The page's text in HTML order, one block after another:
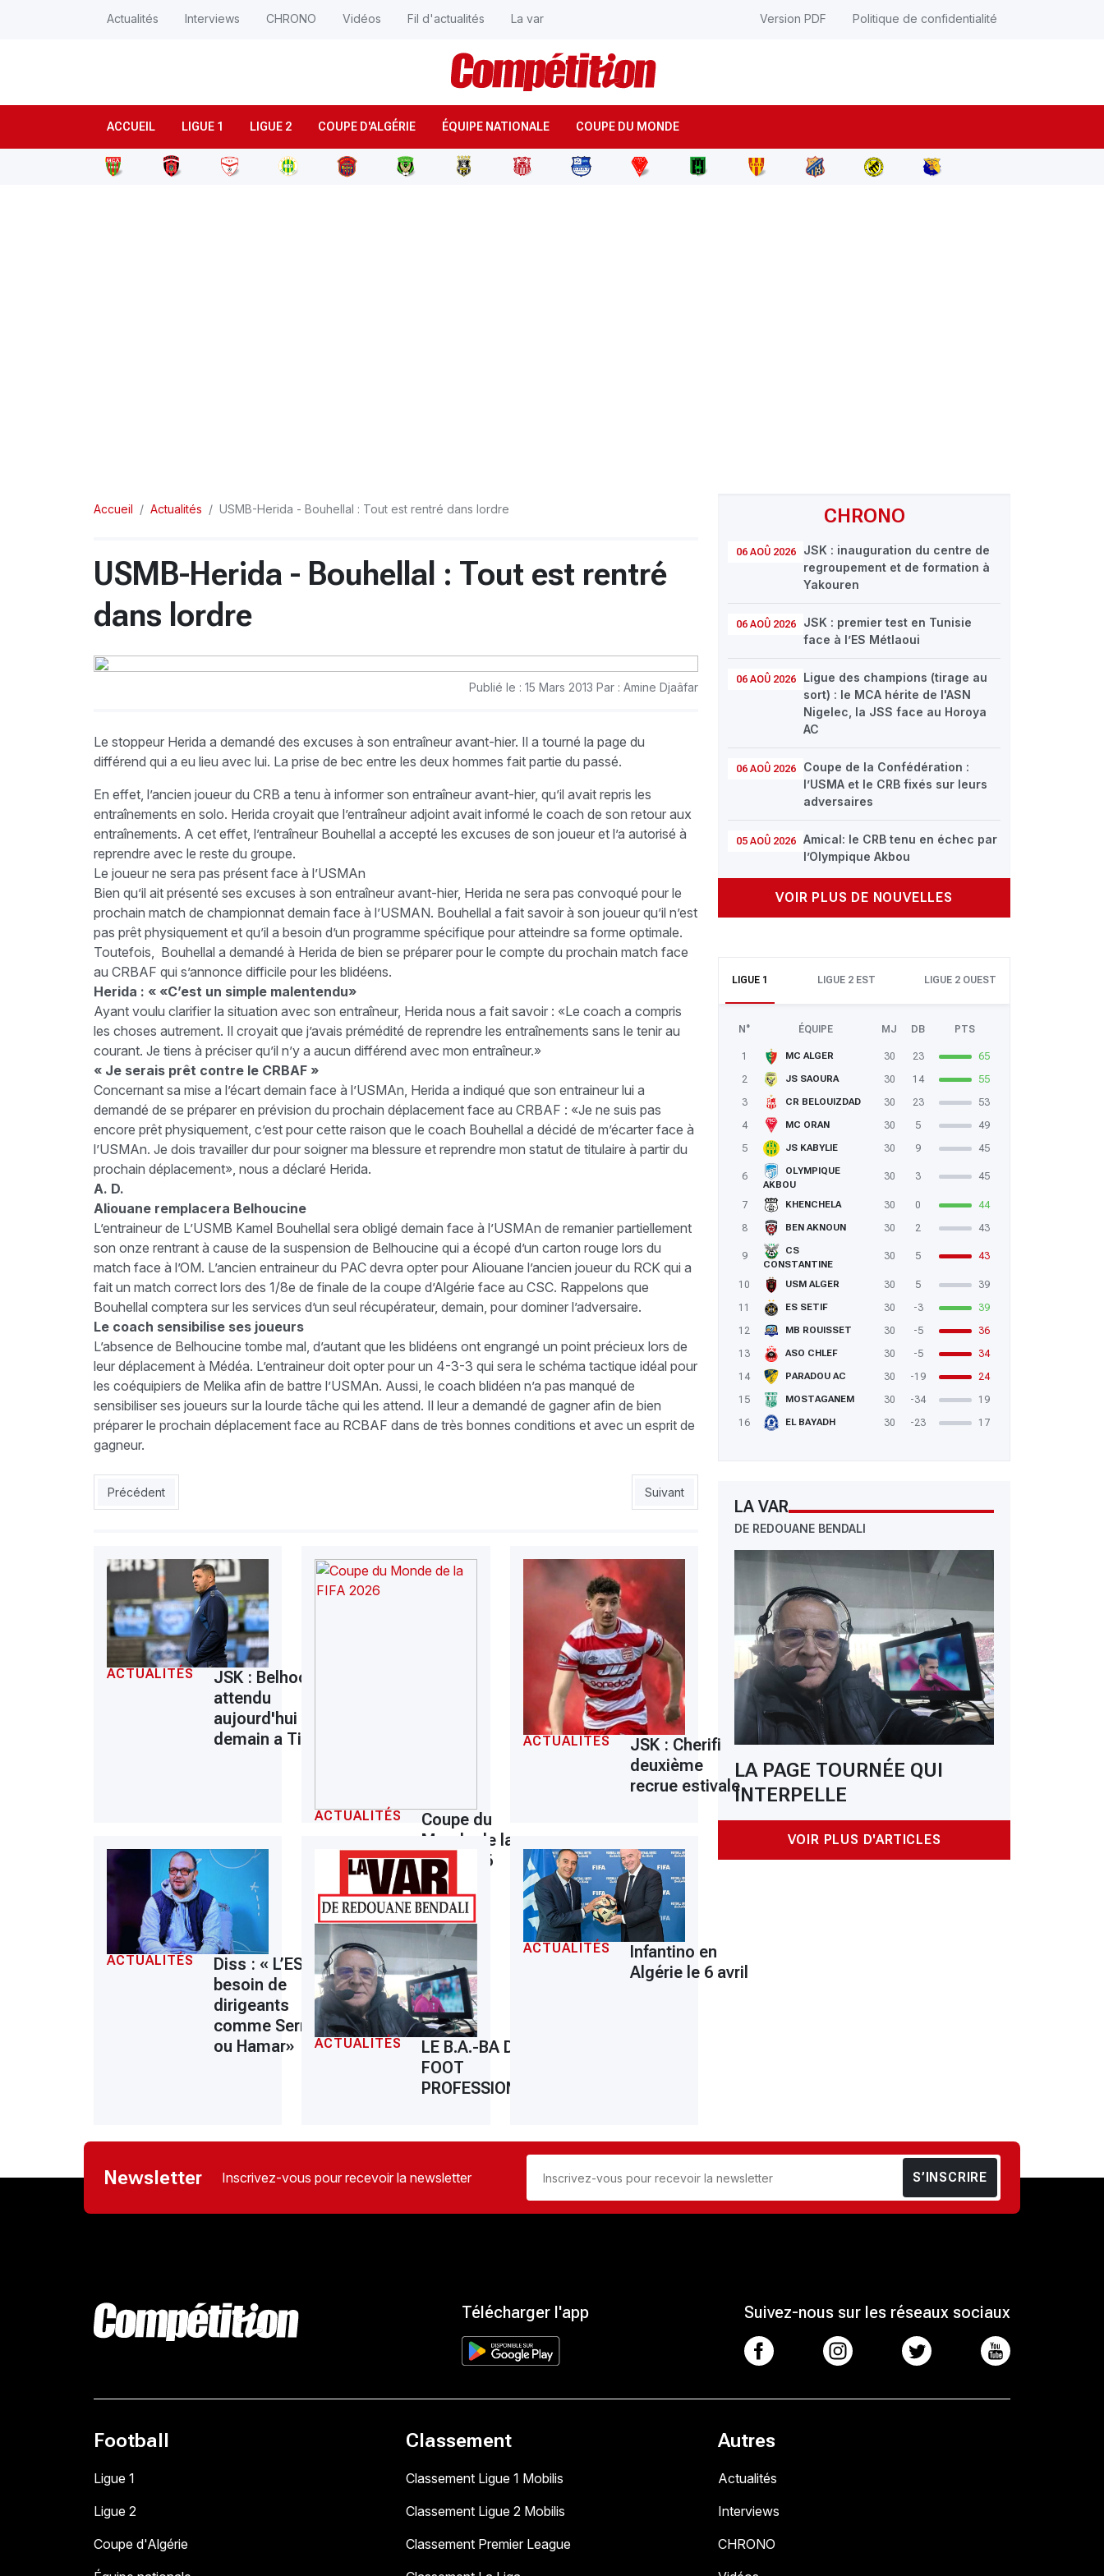
ACCUEIL LIGUE 1 LIGUE 2 COUPE D'ALGÉRIE ÉQUIPE NATIONALE COUPE DU MONDE
Actualités Interviews CHRONO Vidéos Fil d'actualités La var Version PDF Politique de confidentialité
CHRONO
06 AOÛ 2026
JSK : inauguration du centre de
regroupement et de formation à
Yakouren
06 AOÛ 2026
JSK : premier test en Tunisie
face à l’ES Métlaoui
06 AOÛ 2026
Ligue des champions (tirage au
sort) : le MCA hérite de l'ASN
Nigelec, la JSS face au Horoya
AC
06 AOÛ 2026
Coupe de la Confédération :
l’USMA et le CRB fixés sur leurs
adversaires
05 AOÛ 2026
Amical: le CRB tenu en échec par
l’Olympique Akbou
VOIR PLUS DE NOUVELLES
LIGUE 1 LIGUE 2 EST LIGUE 2 OUEST
N° ÉQUIPE MJ DB PTS
1 MC ALGER 30 23
65
2
JS SAOURA 30 14
55
3
CR BELOUIZDAD 30 23
53
4
MC ORAN 30 5
49
5
JS KABYLIE 30 9 45
6
OLYMPIQUE
AKBOU
30 3 45
7 KHENCHELA 30 0
44
8
BEN AKNOUN 30 2 43
9
CS
CONSTANTINE
30 5 43
10 USM ALGER 30 5
39
11
ES SETIF 30 -3
39
12
MB ROUISSET 30 -5
36
13
ASO CHLEF 30 -5
34
14
PARADOU AC 30 -19
24
15
MOSTAGANEM 30 -34
19
16
EL BAYADH 30 -23 17
LA VAR
DE REDOUANE BENDALI
LA PAGE TOURNÉE QUI
INTERPELLE
VOIR PLUS D'ARTICLES
Accueil Actualités USMB-Herida - Bouhellal : Tout est rentré dans lordre
USMB-Herida - Bouhellal : Tout est rentré
dans lordre
Publié le : 15 Mars 2013 Par : Amine Djaâfar
Le stoppeur Herida a demandé des excuses à son entraîneur avant-hier. Il a tourné la page du
différend qui a eu lieu avec lui. La prise de bec entre les deux hommes fait partie du passé.
En effet, l’ancien joueur du CRB a tenu à informer son entraîneur avant-hier, qu’il avait repris les
entraînements en solo. Herida croyait que l’entraîneur adjoint avait informé le coach de son retour aux
entraînements. A cet effet, l’entraîneur Bouhellal a accepté les excuses de son joueur et l’a autorisé à
reprendre avec le reste du groupe.
Le joueur ne sera pas présent face à l’USMAn
Bien qu’il ait présenté ses excuses à son entraîneur avant-hier, Herida ne sera pas convoqué pour le
prochain match de championnat demain face à l’USMAN. Bouhellal a fait savoir à son joueur qu’il n’est
pas prêt physiquement et qu’il a besoin d’un programme spécifique pour atteindre sa forme optimale.
Toutefois, Bouhellal a demandé à Herida de bien se préparer pour le compte du prochain match face
au CRBAF qui s’annonce difficile pour les blidéens.
Herida : « «C’est un simple malentendu»
Ayant voulu clarifier la situation avec son entraîneur, Herida nous a fait savoir : «Le coach a compris
les choses autrement. Il croyait que j’avais prémédité de reprendre les entraînements sans le tenir au
courant. Je tiens à préciser qu’il n’y a aucun différend avec mon entraîneur.»
« Je serais prêt contre le CRBAF »
Concernant sa mise a l’écart demain face à l’USMAn, Herida a indiqué que son entraineur lui a
demandé de se préparer en prévision du prochain déplacement face au CRBAF : «Je ne suis pas
encore prêt physiquement, c’est pour cette raison que le coach Bouhellal a décidé de m’écarter face à
l’USMAn. Je dois travailler dur pour soigner ma blessure et reprendre mon statut de titulaire à partir du
prochain déplacement», nous a déclaré Herida.
A. D.
Aliouane remplacera Belhoucine
L’entraineur de L’USMB Kamel Bouhellal sera obligé demain face à l’USMAn de remanier partiellement
son onze rentrant à cause de la suspension de Belhoucine qui a écopé d’un carton rouge lors du
match face à l’OM. L’ancien entraineur du PAC devra opter pour Aliouane l’ancien joueur du RCK qui a
fait un match correct lors des 1/8e de finale de la coupe d’Algérie face au CSC. Rappelons que
Bouhellal comptera sur les services d’un seul récupérateur, demain, pour dominer l’adversaire.
Le coach sensibilise ses joueurs
L’absence de Belhoucine tombe mal, d’autant que les blidéens ont engrangé un point précieux lors de
leur déplacement à Médéa. L’entraineur doit opter pour un 4-3-3 qui sera le schéma tactique idéal pour
les coéquipiers de Melika afin de battre l’USMAn. Aussi, le coach blidéen n’a pas manqué de
sensibiliser ses joueurs sur la lourde tâche qui les attend. Il leur a demandé de gagner afin de bien
préparer le prochain déplacement face au RCBAF dans de très bonnes conditions et avec un esprit de
gagneur.
Article précédent : JSS- Amri : «On est confiants»
Précédent Article suivant : RCA -Rabta : « Si on gagne à Mosta on sera en L 1 »
Suivant
ACTUALITÉS
JSK : Belhocine
attendu
aujourd'hui ou
demain a Tizi
ACTUALITÉS
Coupe du
Monde de la
FIFA 2026
ACTUALITÉS
JSK : Cherifi
deuxième
recrue estivale
ACTUALITÉS
Diss : « L’ESS a
besoin de
dirigeants
comme Serrar
ou Hamar»
ACTUALITÉS
LE B.A.-BA DU
FOOT
PROFESSIONNEL
ACTUALITÉS
Infantino en
Algérie le 6 avril
Newsletter Inscrivez-vous pour recevoir la newsletter S’INSCRIRE
Télécharger l'app Suivez-nous sur les réseaux sociaux
Football
Ligue 1
Ligue 2
Coupe d'Algérie
Classement
Classement Ligue 1 Mobilis
Classement Ligue 2 Mobilis
Classement Premier League
Autres
Actualités
Interviews
CHRONO